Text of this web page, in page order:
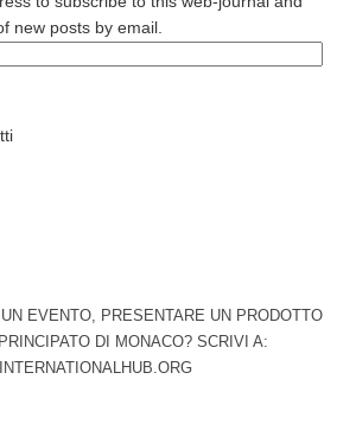
new posts by email.
EVENTO, PRESENTARE UN PRODOTTO
DI MONACO? SCRIVI A: